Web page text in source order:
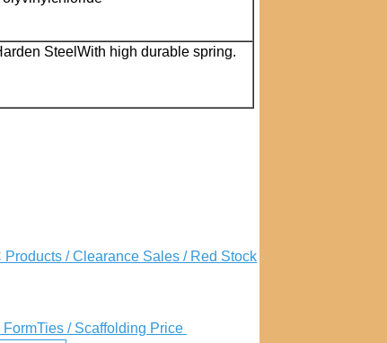
SteelWith high durable spring.
Products / Clearance Sales / Red Stock
/ Scaffolding Price